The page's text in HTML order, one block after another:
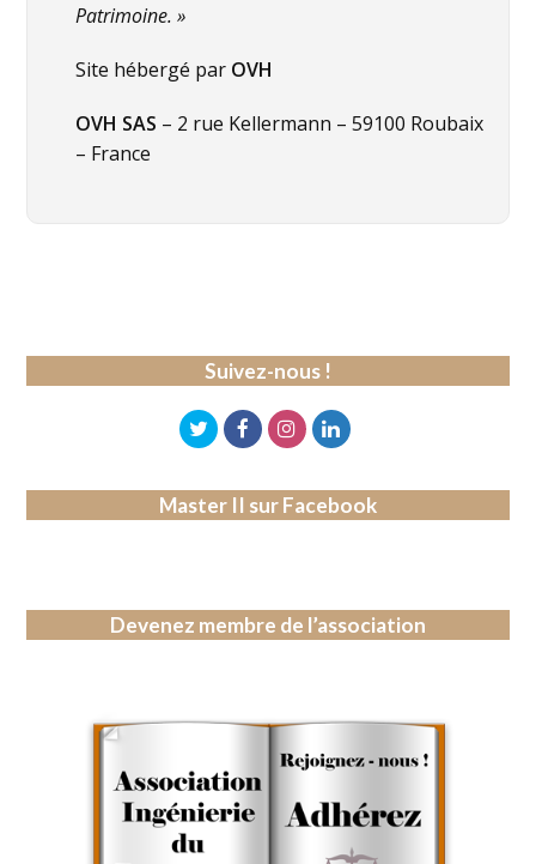
Patrimoine. »
Site hébergé par OVH
OVH SAS – 2 rue Kellermann – 59100 Roubaix
– France
Suivez-nous !
Master II sur Facebook
Devenez membre de l’association